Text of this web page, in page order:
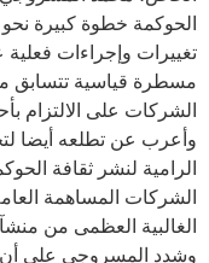
الحوكمة خطوة كبيرة
تغييرات وإجراءات
مسطرة قياسية تتسابق
الشركات على الالتزام
وأعرب عن تطلعه أيضا
الرامية لنشر ثقافة
الشركات المساهمة
الغالبية العظمى من
وشدد المسروجي على أن